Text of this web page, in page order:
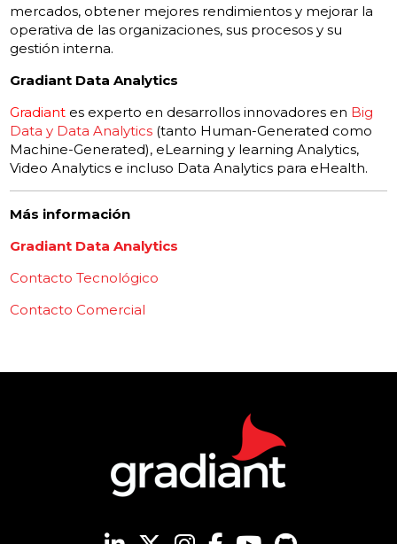
mercados, obtener mejores rendimientos y mejorar la
operativa de las organizaciones, sus procesos y su
gestión interna.
Gradiant Data Analytics
Gradiant es experto en desarrollos innovadores en Big
Data y Data Analytics (tanto Human-Generated como
Machine-Generated), eLearning y learning Analytics,
Video Analytics e incluso Data Analytics para eHealth.
Más información
Gradiant Data Analytics
Contacto Tecnológico
Contacto Comercial